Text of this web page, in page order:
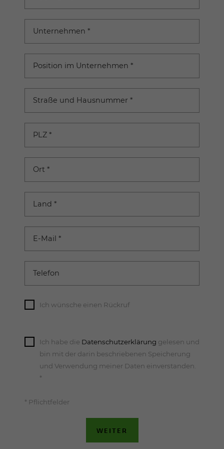
Unternehmen *
Position im Unternehmen *
Straße und Hausnummer *
PLZ *
Ort *
Land *
E-Mail *
Telefon
Ich wünsche einen Rückruf
Ich habe die Datenschutzerklärung gelesen und
bin mit der darin beschriebenen Speicherung
und Verwendung meiner Daten einverstanden.
*
* Pflichtfelder
WEITER